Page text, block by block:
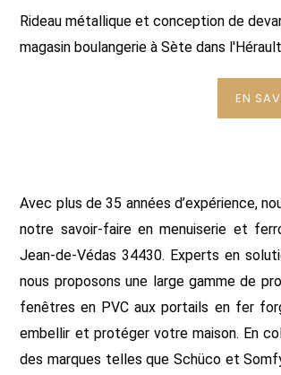
Rideau métallique et conception de
magasin boulangerie à Sète dans
EN
Avec plus de 35 années d’expérience,
notre savoir-faire en menuiserie et
Jean-de-Védas 34430. Experts en
nous proposons une large gamme de
fenêtres en PVC aux portails en fer
embellir et protéger votre maison. En
des marques telles que Schüco et